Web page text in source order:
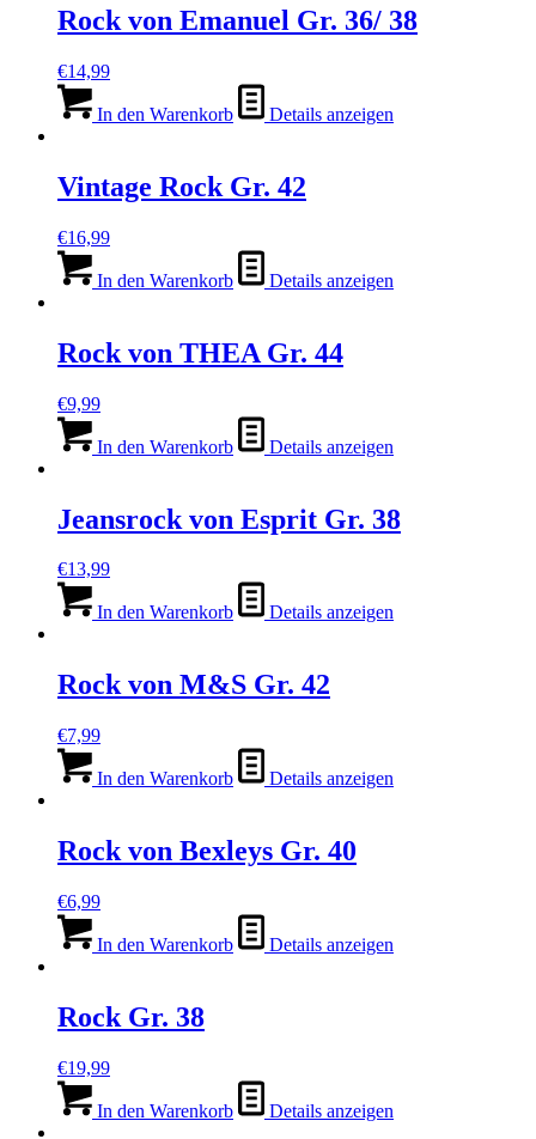
Rock von Emanuel Gr. 36/ 38
€14,99
In den Warenkorb Details anzeigen
Vintage Rock Gr. 42
€16,99
In den Warenkorb Details anzeigen
Rock von THEA Gr. 44
€9,99
In den Warenkorb Details anzeigen
Jeansrock von Esprit Gr. 38
€13,99
In den Warenkorb Details anzeigen
Rock von M&S Gr. 42
€7,99
In den Warenkorb Details anzeigen
Rock von Bexleys Gr. 40
€6,99
In den Warenkorb Details anzeigen
Rock Gr. 38
€19,99
In den Warenkorb Details anzeigen